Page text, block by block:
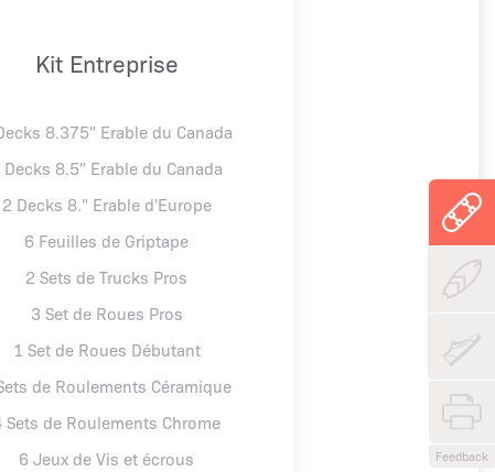
Feedback
Kit Entreprise
8.375" Erable du Canada
Decks 8.5" Erable du Canada
2 Decks 8." Erable d'Europe
6 Feuilles de Griptape
2 Sets de Trucks Pros
3 Set de Roues Pros
1 Set de Roues Débutant
de Roulements Céramique
Sets de Roulements Chrome
6 Jeux de Vis et écrous